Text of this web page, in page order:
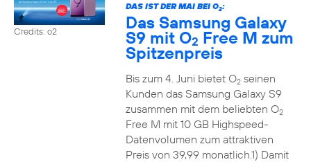
Credits: o2
DAS IST DER MAI BEI O2:
Das Samsung Galaxy
S9 mit O2 Free M zum
Spitzenpreis
Bis zum 4. Juni bietet O2seinen
Kunden das Samsung Galaxy S9
zusammen mit dem beliebten O2
Free M mit 10 GB Highspeed-
Datenvolumen zum attraktiven
Preis von 39,99 monatlich.1) Damit